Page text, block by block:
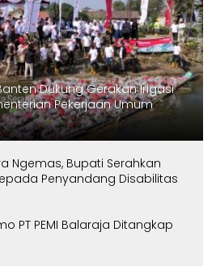
Dukung Gerakan Irigasi
Pekerjaan Umum
Ngemas, Bupati Serahkan
Penyandang Disabilitas
PT PEMI Balaraja Ditangkap